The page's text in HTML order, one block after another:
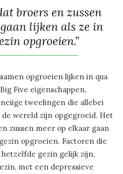
broers en zussen
lijken als ze in
opgroeien.”
opgroeien lijken in qua
Five eigenschappen,
tweelingen die allebei
wereld zijn opgegroeid. Het
zussen meer op elkaar gaan
opgroeien. Factoren die
gezin gelijk zijn,
met een depressieve